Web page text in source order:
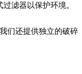
滤器以保护环境。
们还提供独立的破碎